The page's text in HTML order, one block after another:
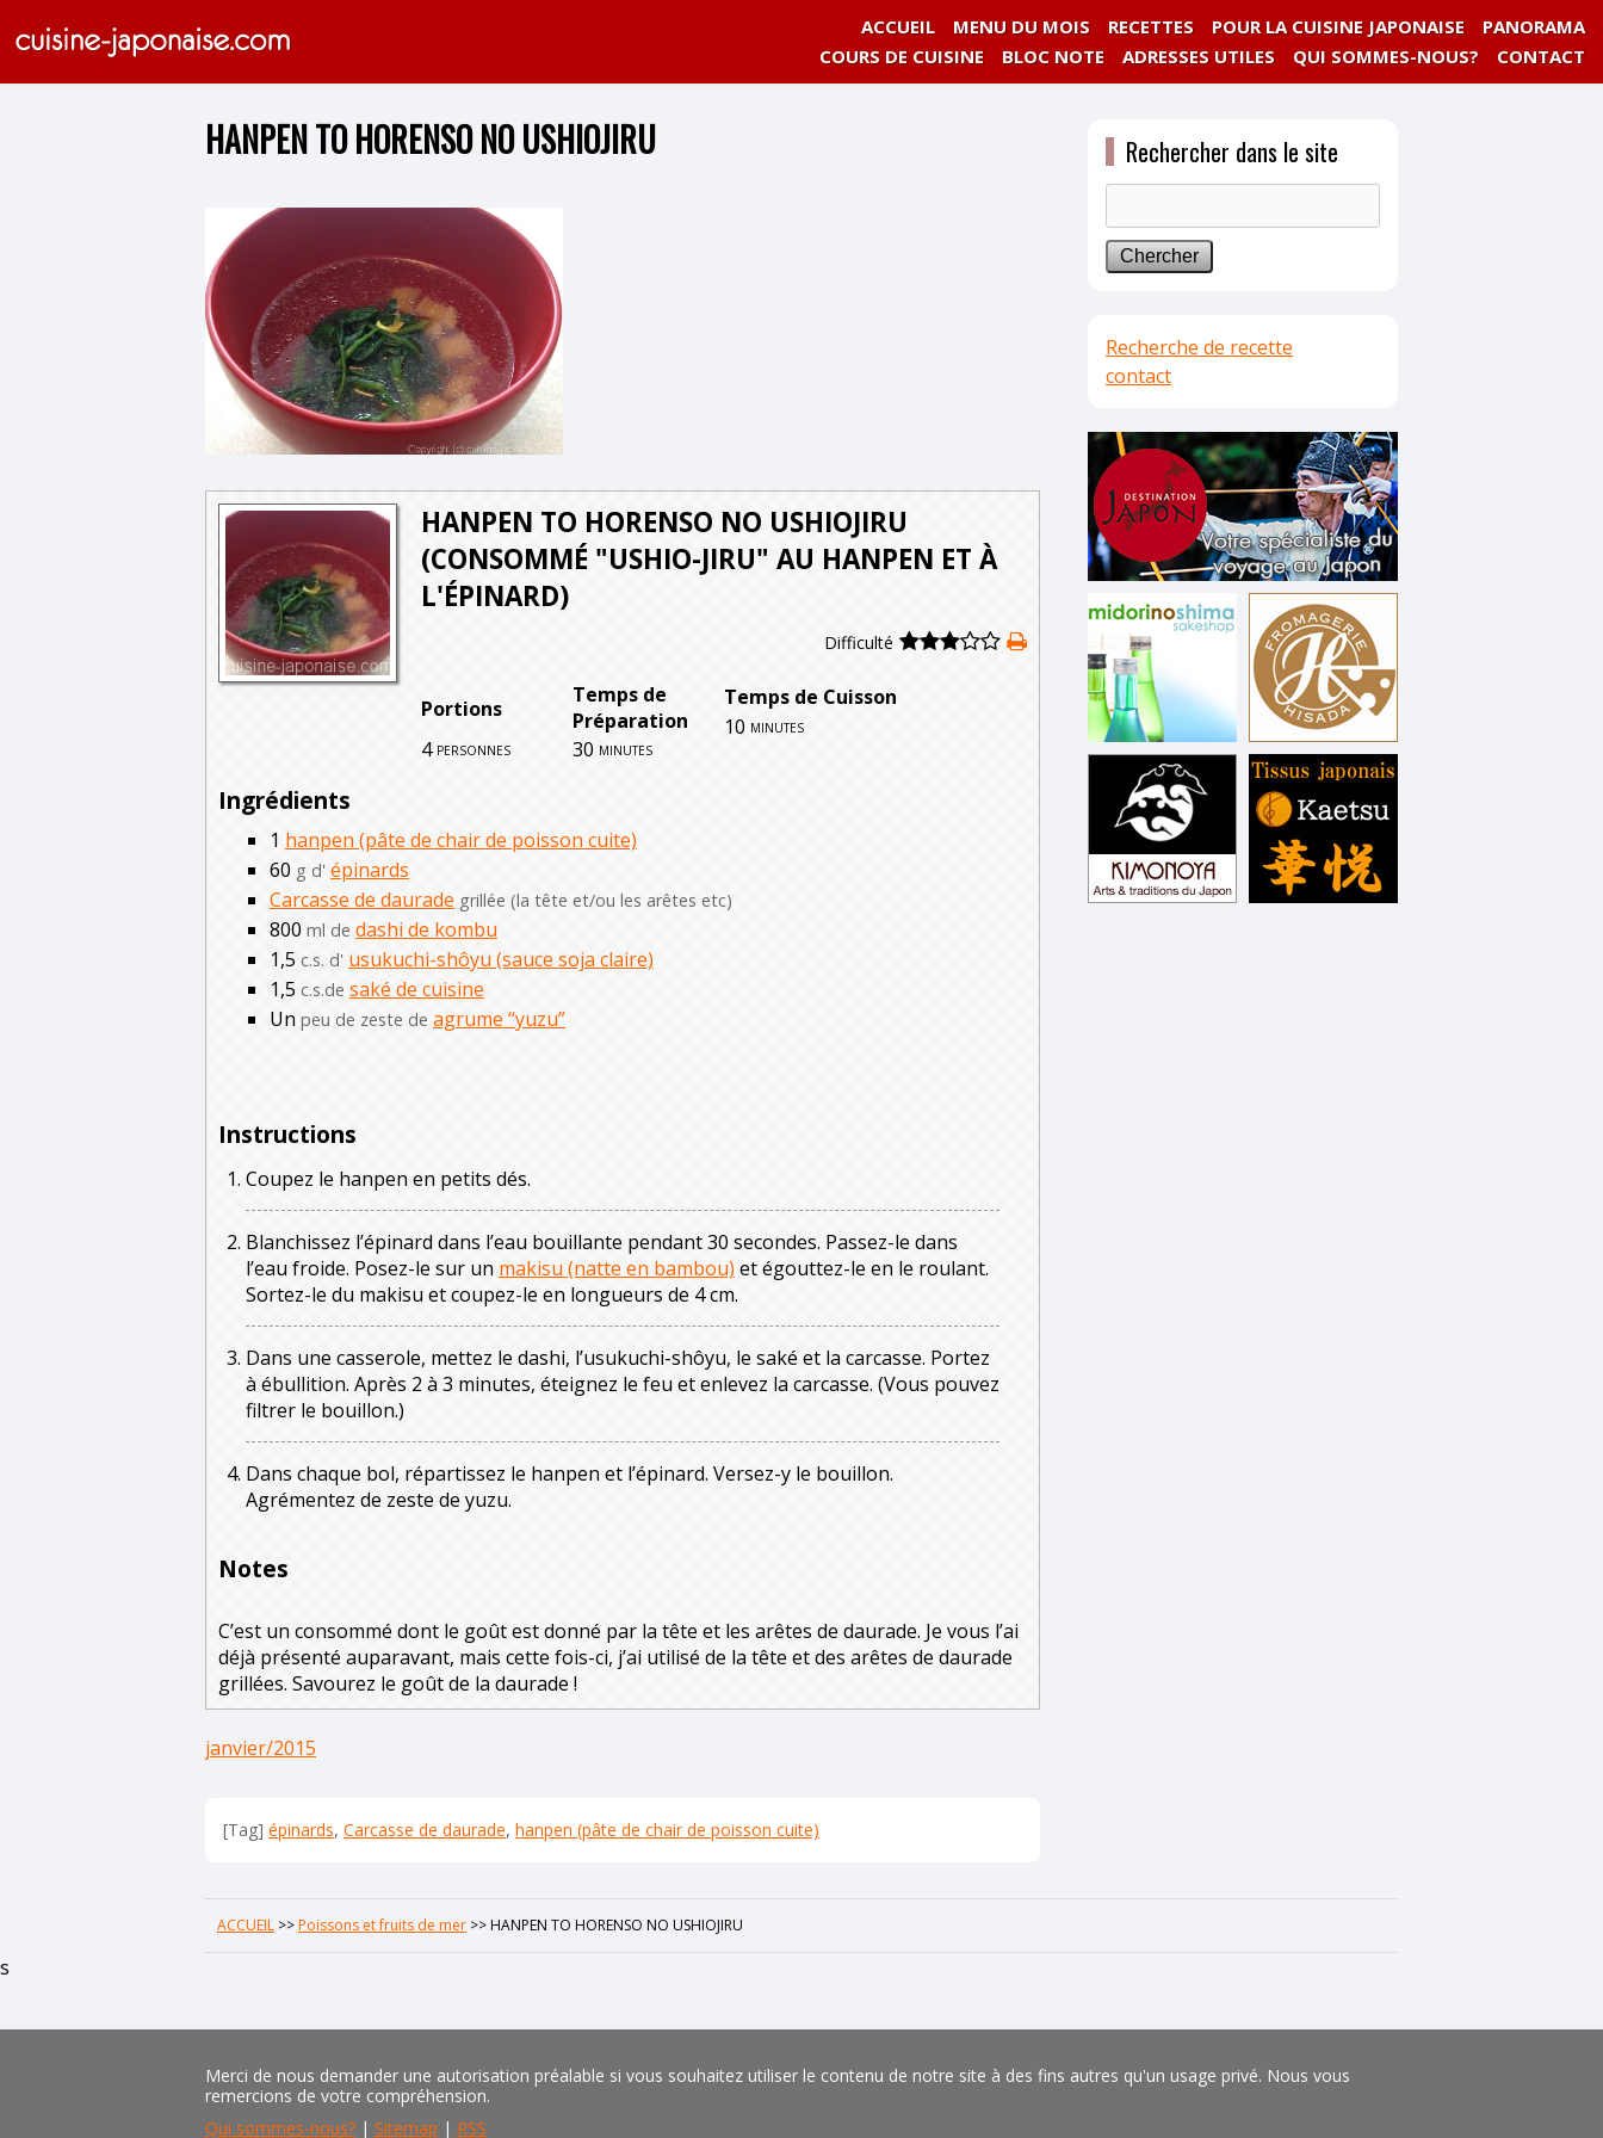
PANORAMA
POUR LA CUISINE JAPONAISE
RECETTES
MENU DU MOIS
ACCUEIL
CONTACT
QUI SOMMES-NOUS?
ADRESSES UTILES
BLOC NOTE
COURS DE CUISINE
HANPEN TO HORENSO NO USHIOJIRU
HANPEN TO HORENSO NO USHIOJIRU
(CONSOMMÉ "USHIO-JIRU" AU HANPEN ET À
L'ÉPINARD)
Difficulté
Portions
Temps de
Préparation
4 personnes 30 minutes
Temps de Cuisson
10 minutes
Ingrédients
1 hanpen (pâte de chair de poisson cuite)
60 g d' épinards
Carcasse de daurade grillée (la tête et/ou les arêtes etc)
800 ml de dashi de kombu
1,5 c.s. d' usukuchi-shôyu (sauce soja claire)
1,5 c.s.de saké de cuisine
Un peu de zeste de agrume “yuzu”
Instructions
Coupez le hanpen en petits dés.
Blanchissez l’épinard dans l’eau bouillante pendant 30 secondes. Passez-le dans
l’eau froide. Posez-le sur un makisu (natte en bambou) et égouttez-le en le roulant.
Sortez-le du makisu et coupez-le en longueurs de 4 cm.
Dans une casserole, mettez le dashi, l’usukuchi-shôyu, le saké et la carcasse. Portez
à ébullition. Après 2 à 3 minutes, éteignez le feu et enlevez la carcasse. (Vous pouvez
filtrer le bouillon.)
Dans chaque bol, répartissez le hanpen et l’épinard. Versez-y le bouillon.
Agrémentez de zeste de yuzu.
Notes
C’est un consommé dont le goût est donné par la tête et les arêtes de daurade. Je vous l’ai
déjà présenté auparavant, mais cette fois-ci, j’ai utilisé de la tête et des arêtes de daurade
grillées. Savourez le goût de la daurade !
janvier/2015
[Tag] épinards, Carcasse de daurade, hanpen (pâte de chair de poisson cuite)
Rechercher dans le site
Recherche de recette
contact
ACCUEIL >>Poissons et fruits de mer >>HANPEN TO HORENSO NO USHIOJIRU
s
Merci de nous demander une autorisation préalable si vous souhaitez utiliser le contenu de notre site à des fins autres qu'un usage privé. Nous vous
remercions de votre compréhension.
Qui sommes-nous? | Sitemap | RSS